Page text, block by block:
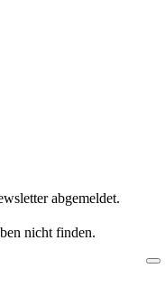
abgemeldet.
nicht finden.